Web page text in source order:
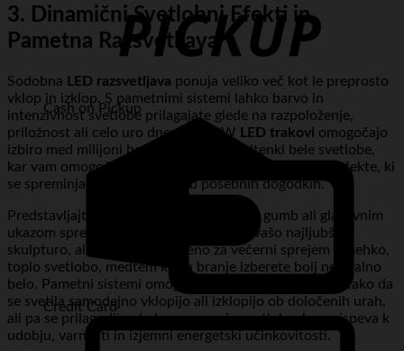
Cash on Pickup
Credit Card
3. Dinamični Svetlobni Efekti in
Pametna Razsvetljava
Sodobna LED razsvetljava ponuja veliko več kot le preprosto
vklop in izklop. S pametnimi sistemi lahko barvo in
intenzivnost svetlobe prilagajate glede na razpoloženje,
priložnost ali celo uro dneva. RGBW LED trakovi omogočajo
izbiro med milijoni barv in različnimi odtenki bele svetlobe,
kar vam omogoča, da ustvarite dinamične svetlobne efekte, ki
se spreminjajo skozi dan ali ob posebnih dogodkih.
Predstavljajte si, da lahko s pritiskom na gumb ali glasovnim
ukazom spremenite barvo poudarka za vašo najljubšo
skulpturo, ali pa nastavite sceno za večerni sprejem z mehko,
toplo svetlobo, medtem ko za branje izberete bolj nevtralno
belo. Pametni sistemi omogočajo tudi avtomatizacijo, tako da
se svetila samodejno vklopijo ali izklopijo ob določenih urah,
ali pa se prilagodijo glede na zunanjo svetlobo, kar prispeva k
udobju, varnosti in izjemni energetski učinkovitosti.